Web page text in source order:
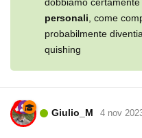
personali , come
probabilmente
quishing
Giulio_M 4 nov